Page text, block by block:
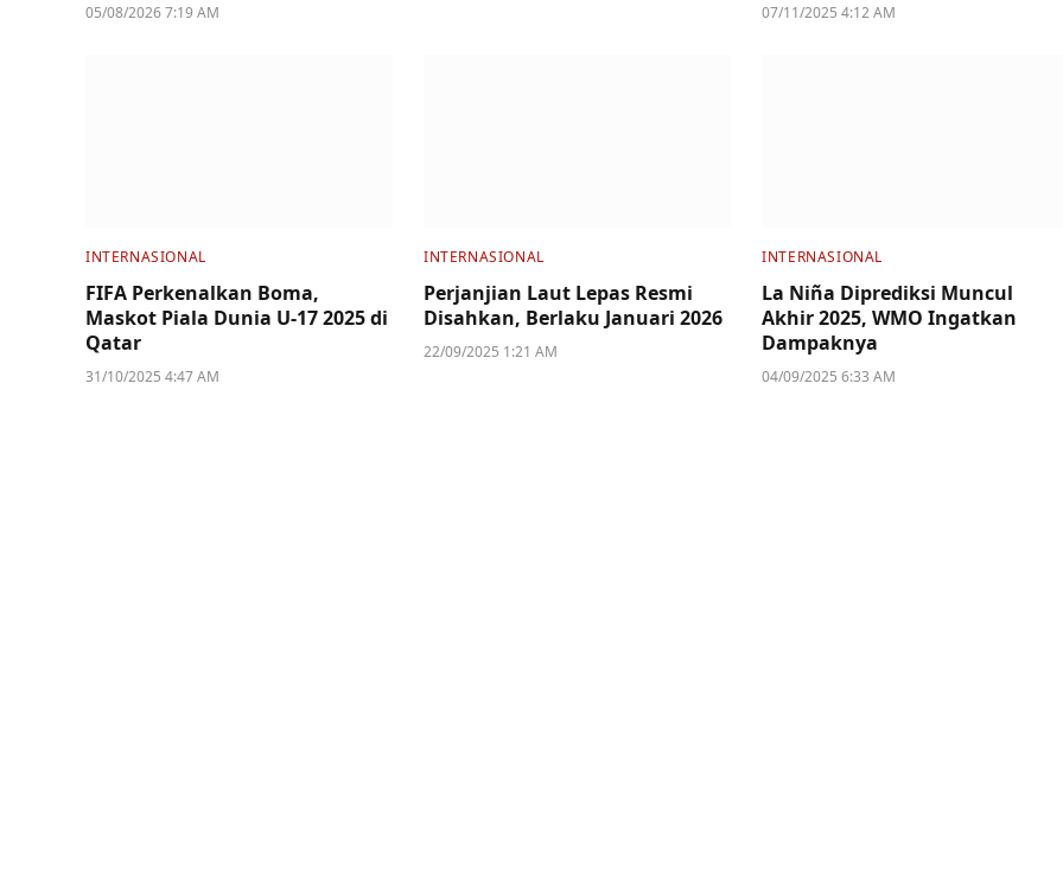
05/08/2026 7:19 AM 07/11/2025 4:12 AM
INTERNASIONAL
FIFA Perkenalkan Boma,
Maskot Piala Dunia U-17 2025 di
Qatar
31/10/2025 4:47 AM
INTERNASIONAL
Perjanjian Laut Lepas Resmi
Disahkan, Berlaku Januari 2026
22/09/2025 1:21 AM
INTERNASIONAL
La Niña Diprediksi Muncul
Akhir 2025, WMO Ingatkan
Dampaknya
04/09/2025 6:33 AM